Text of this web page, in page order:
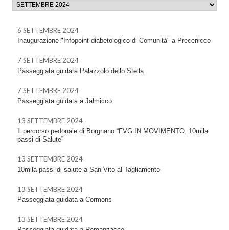
6 SETTEMBRE 2024
Inaugurazione "Infopoint diabetologico di Comunità" a Precenicco
7 SETTEMBRE 2024
Passeggiata guidata Palazzolo dello Stella
7 SETTEMBRE 2024
Passeggiata guidata a Jalmicco
13 SETTEMBRE 2024
Il percorso pedonale di Borgnano “FVG IN MOVIMENTO. 10mila
passi di Salute”
13 SETTEMBRE 2024
10mila passi di salute a San Vito al Tagliamento
13 SETTEMBRE 2024
Passeggiata guidata a Cormons
13 SETTEMBRE 2024